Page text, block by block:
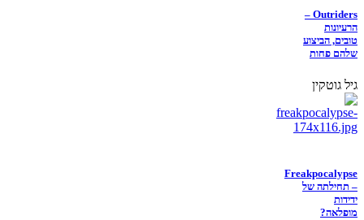
Outriders –
הרעיונות
טובים, הביצוע
שלהם פחות
גיל גוטקין
Freakpocalypse
– תחילתה של
ידידות
מופלאה?